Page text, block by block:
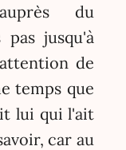
du
jusqu'à
de
temps que
lui qui l'ait
car au